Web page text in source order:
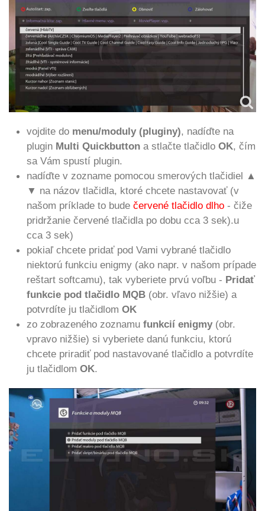
vojdite do menu/moduly (pluginy), nadíďte na
plugin Multi Quickbutton a stlačte tlačidlo OK, čím
sa Vám spustí plugin.
nadíďte v zozname pomocou smerových tlačidiel
▲
▼ na názov tlačidla, ktoré chcete nastavovať (v
našom príklade to bude červené tlačidlo dlho - čiže
pridržanie červené tlačidla po dobu cca 3 sek).u
cca 3 sek)
pokiaľ chcete pridať pod Vami vybrané tlačidlo
niektorú funkciu enigmy (ako napr. v našom prípade
reštart softcamu), tak vyberiete prvú voľbu - Pridať
funkcie pod tlačidlo MQB (obr. vľavo nižšie) a
potvrdíte ju tlačidlom OK
zo zobrazeného zoznamu funkcií enigmy(obr.
vpravo nižšie) si vyberiete danú funkciu, ktorú
chcete priradiť pod nastavované tlačidlo a potvrdíte
ju tlačidlom OK.